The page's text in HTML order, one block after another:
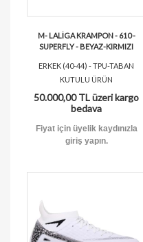
M- LALİGA KRAMPON - 610 -
SUPERFLY - BEYAZ-KIRMIZI
ERKEK (40-44) - TPU-TABAN
KUTULU ÜRÜN
50.000,00 TL üzeri kargo
bedava
Fiyat için üyelik kaydınızla
giriş yapın.